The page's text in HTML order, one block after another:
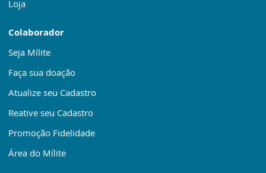
Loja
Colaborador
Seja Mílite
Faça sua doação
Atualize seu Cadastro
Reative seu Cadastro
Promoção Fidelidade
Área do Mílite